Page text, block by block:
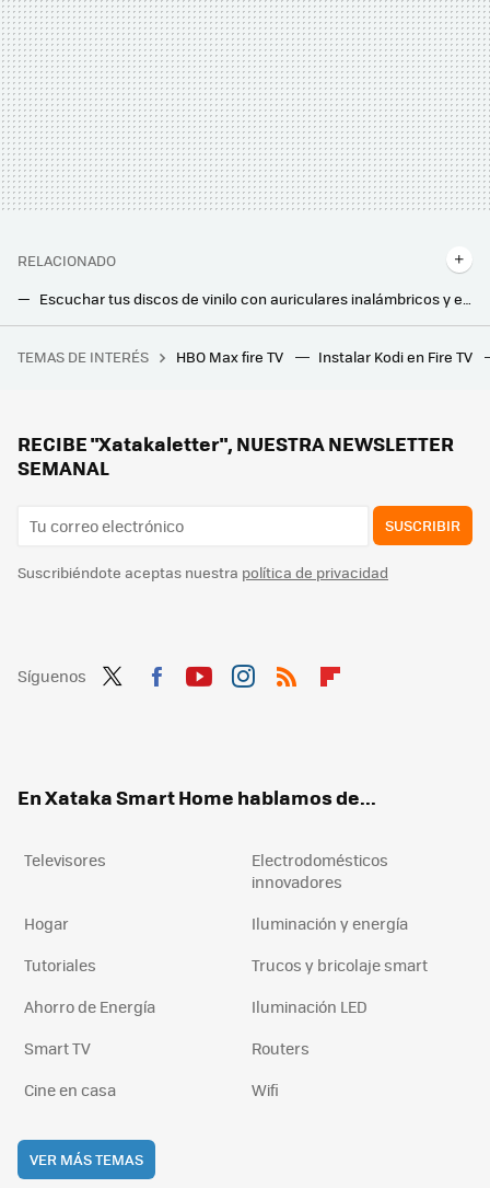
RELACIONADO
Escuchar tus discos de vinilo con auriculares inalámbricos y en HD: así es la apuesta de Victrola para sus nuevos tocadiscos
Lo más nuevo de Sony llega a España. Un espectacular sistema de sonido sin cables 360º que se puede usar con el móvil o la tableta
Por menos de 150 euros, este es el móvil Android que te recomendaría en estos momentos
TEMAS DE INTERÉS HBO Max fire TV Instalar Kodi en Fire TV
RECIBE "Xatakaletter", NUESTRA NEWSLETTER
SEMANAL
SUSCRIBIR
Suscribiéndote aceptas nuestra política de privacidad
Síguenos
En Xataka Smart Home hablamos de...
Televisores
Electrodomésticos
innovadores
Hogar
Iluminación y energía
Tutoriales
Trucos y bricolaje smart
Ahorro de Energía
Iluminación LED
Smart TV
Routers
Cine en casa
Wifi
VER MÁS TEMAS